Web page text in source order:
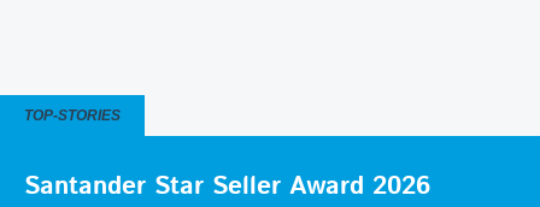
TOP-STORIES
Santander Star Seller Award 2026